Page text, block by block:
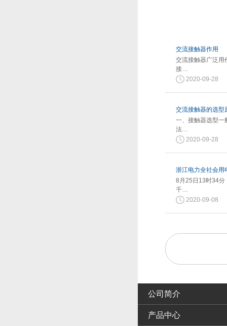
交流接触器作用
交流接触器广泛用
接…
2020-09-28
交流接触器的选型
一、接触器选型一
法…
2020-09-28
浙江电力全社会用
8月25日13时34分
千…
2020-09-08
公司简介
产品中心